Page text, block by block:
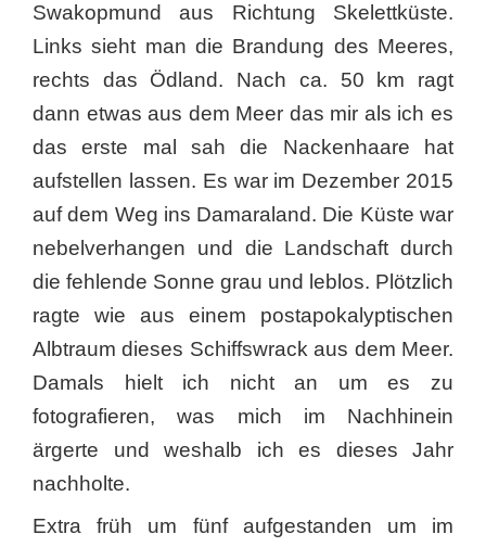
Swakopmund aus Richtung Skelettküste.
Links sieht man die Brandung des Meeres,
rechts das Ödland. Nach ca. 50 km ragt
dann etwas aus dem Meer das mir als ich es
das erste mal sah die Nackenhaare hat
aufstellen lassen. Es war im Dezember 2015
auf dem Weg ins Damaraland. Die Küste war
nebelverhangen und die Landschaft durch
die fehlende Sonne grau und leblos. Plötzlich
ragte wie aus einem postapokalyptischen
Albtraum dieses Schiffswrack aus dem Meer.
Damals hielt ich nicht an um es zu
fotografieren, was mich im Nachhinein
ärgerte und weshalb ich es dieses Jahr
nachholte.
Extra früh um fünf aufgestanden um im